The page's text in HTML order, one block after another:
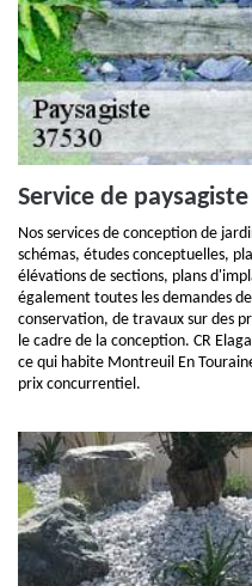
Service de
Nos services de conception de
schémas, études conceptuelles,
élévations de sections, plans
également toutes les demandes
conservation, de travaux sur des
le cadre de la conception. CR
ce qui habite Montreuil En
prix concurrentiel.